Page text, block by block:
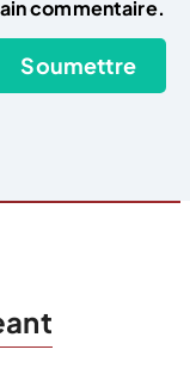
commentaire.